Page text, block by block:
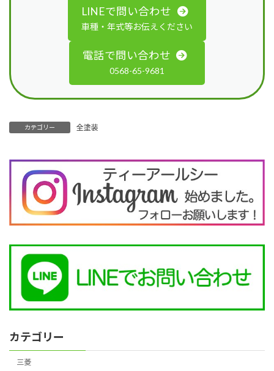
LINEで問い合わせ
車種・年式等お伝えください
電話で問い合わせ
0568-65-9681
カテゴリー 全塗装
カテゴリー
三菱